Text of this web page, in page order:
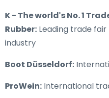
K - The world's No. 1
Rubber: Leading trade
industry
Boot Düsseldorf:
ProWein: International